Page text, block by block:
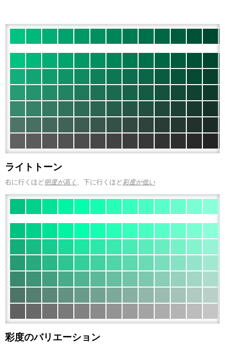
ライトトーン
右に行くほど明度が高く 、下に行くほど彩度が低い
彩度のバリエーション